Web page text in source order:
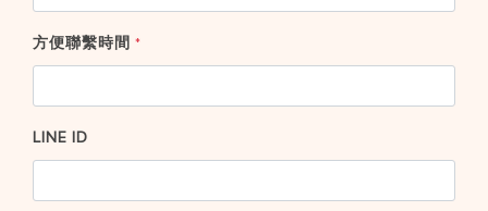
方便聯繫時間 *
LINE ID